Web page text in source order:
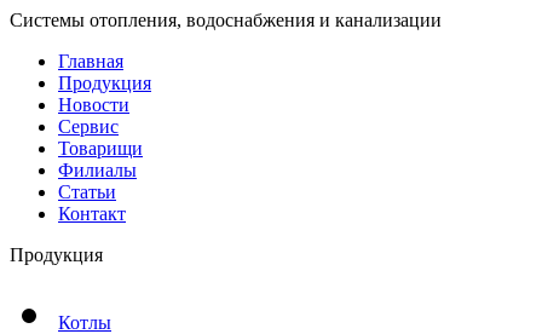
Системы отопления, водоснабжения и канализации
Главная
Продукция
Новости
Сервис
Товарищи
Филиалы
Статьи
Контакт
Продукция
Котлы